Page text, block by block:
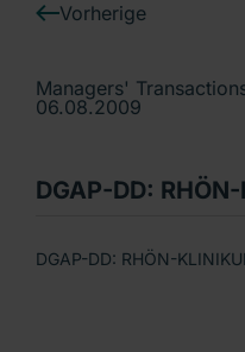
Ein Unternehmen der RHÖN-
Vorherige
Managers'
06.08.2009
DGAP-DD:
DGAP-DD: RHÖN-